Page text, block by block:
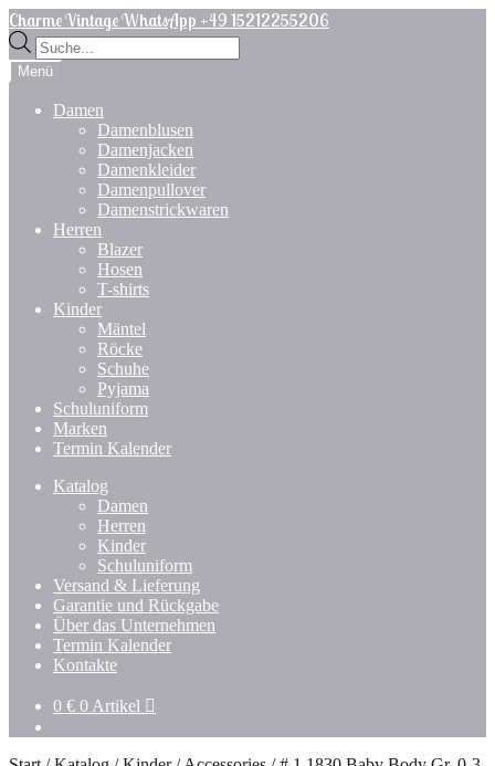
Zur
Navigation
springen
Zum
Inhalt
springen
Charme Vintage WhatsApp +49 15212255206
Products
search
Menü
Damen
Damenblusen
Damenjacken
Damenkleider
Damenpullover
Damenstrickwaren
Herren
Blazer
Hosen
T-shirts
Kinder
Mäntel
Röcke
Schuhe
Pyjama
Schuluniform
Marken
Termin Kalender
Katalog
Damen
Herren
Kinder
Schuluniform
Versand & Lieferung
Garantie und Rückgabe
Über das Unternehmen
Termin Kalender
Kontakte
0 € 0 Artikel